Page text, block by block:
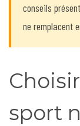
conseils
ne remplacent
sport